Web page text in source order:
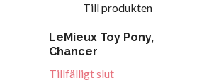
Till produkten
LeMieux Toy Pony,
Chancer
Tillfälligt slut